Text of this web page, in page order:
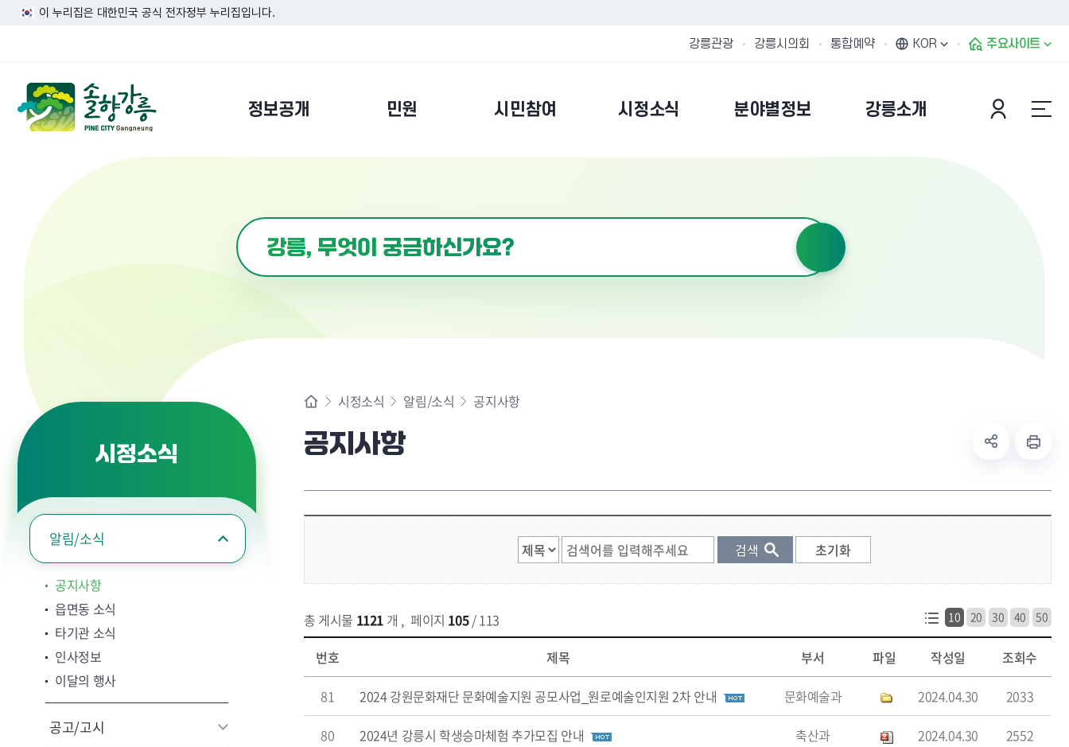
이 누리집은 대한민국 공식 전자정부 누리집입니다.
강릉관광 강릉시의회 통합예약 KOR 주요사이트
정보공개 민원 시민참여 시정소식 분야별정보 강릉소개
시정소식
알림/소식
공지사항
읍면동 소식
타기관 소식
인사정보
이달의 행사
공고/고시
시정소식 알림/소식 공지사항
공지사항
총 게시물 1121 개 , 페이지 105/ 113 10 20 30 40 50
번호 제목 부서 파일 작성일 조회수
81 2024 강원문화재단 문화예술지원 공모사업_원로예술인지원 2차 안내 문화예술과 2024.04.30 2033
80 2024년 강릉시 학생승마체험 추가모집 안내 축산과 2024.04.30 2552